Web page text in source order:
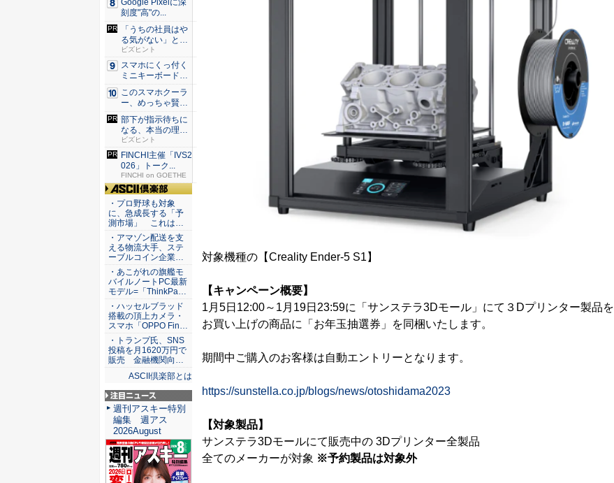
対象機種の【Creality Ender-5 S1】
【キャンペーン概要】
1月5日12:00～1月19日23:59に「サンステラ3Dモール」にて３Dプリンター製品を
お買い上げの商品に「お年玉抽選券」を同梱いたします。
期間中ご購入のお客様は自動エントリーとなります。
https://sunstella.co.jp/blogs/news/otoshidama2023
【対象製品】
サンステラ3Dモールにて販売中の 3Dプリンター全製品
全てのメーカーが対象 ※予約製品は対象外
Google Pixelに深
刻度"高"の...
「うちの社員はや
る気がない」と嘆
くリーダ...
ビズヒント
スマホにくっ付く
ミニキーボード！
触ってわ...
このスマホクーラ
ー、めっちゃ賢
い。ただ冷...
部下が指示待ちに
なる、本当の理
由。23年...
ビズヒント
FINCHI主催「IVS2
026」トーク...
FINCHI on GOETHE
ASCII倶楽部
・プロ野球も対象
に、急成長する「予
測市場」 これは…
・アマゾン配送を支
える物流大手、ステ
ーブルコイン企業…
・あこがれの旗艦モ
バイルノートPC最新
モデル=「ThinkPa…
・ハッセルブラッド
搭載の頂上カメラ・
スマホ「OPPO Fin…
・トランプ氏、SNS
投稿を月1620万円で
販売 金融機関向…
ASCII倶楽部とは
注目ニュース
週刊アスキー特別
編集 週アス
2026August